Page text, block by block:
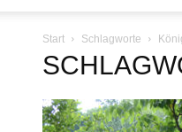
Start Schlagworte